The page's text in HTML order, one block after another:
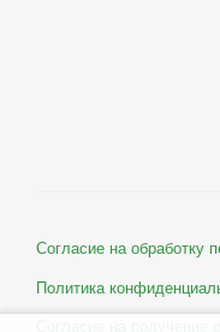
Согласие на обработку
Политика